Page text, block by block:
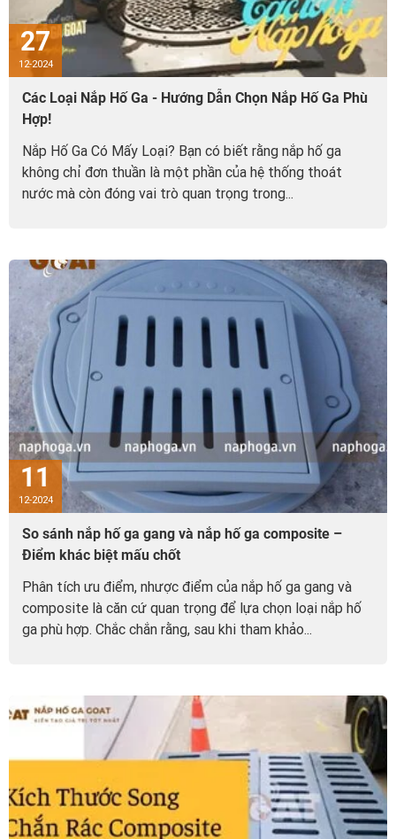
27
12-2024
Các Loại Nắp Hố Ga - Hướng Dẫn Chọn Nắp Hố Ga Phù
Hợp!
Nắp Hố Ga Có Mấy Loại? Bạn có biết rằng nắp hố ga
không chỉ đơn thuần là một phần của hệ thống thoát
nước mà còn đóng vai trò quan trọng trong...
11
12-2024
So sánh nắp hố ga gang và nắp hố ga composite –
Điểm khác biệt mấu chốt
Phân tích ưu điểm, nhược điểm của nắp hố ga gang và
composite là căn cứ quan trọng để lựa chọn loại nắp hố
ga phù hợp. Chắc chắn rằng, sau khi tham khảo...